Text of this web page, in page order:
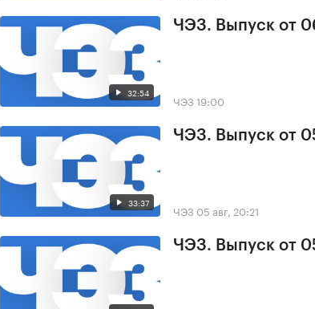
32:54
ЧЭЗ. Выпуск от
ЧЭЗ 19:00
33:37
ЧЭЗ. Выпуск от
ЧЭЗ 05 авг, 20:21
ЧЭЗ. Выпуск от